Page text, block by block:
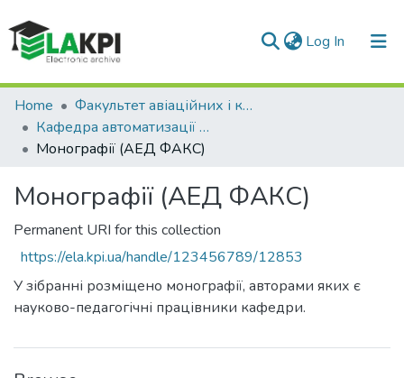
Log In (current)
Communities & Collections
All of DSpace
Home
Факультет авіаційних і космічних систем (ФАКС)
Кафедра автоматизації експериментальних досліджень
Монографії (АЕД ФАКС)
Монографії (АЕД ФАКС)
Permanent URI for this collection
https://ela.kpi.ua/handle/123456789/12853
У зібранні розміщено монографії, авторами яких є
науково-педагогічні працівники кафедри.